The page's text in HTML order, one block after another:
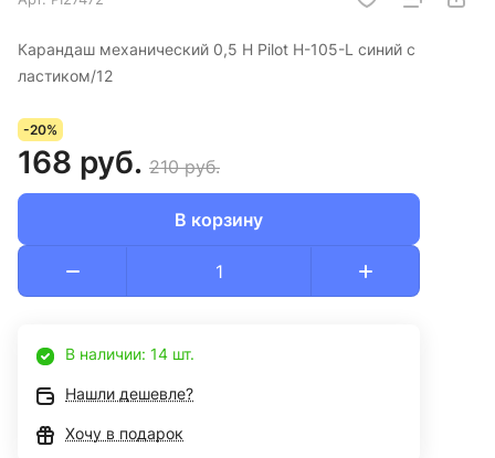
Карандаш механический 0,5 H Pilot H-105-L синий с
ластиком/12
-20%
168 руб. 210 руб.
В корзину
В наличии: 14 шт.
Нашли дешевле?
Хочу в подарок